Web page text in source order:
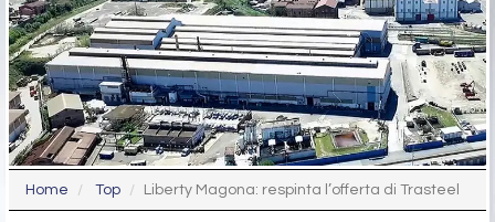
Home Top Liberty Magona: respinta l’offerta di Trasteel